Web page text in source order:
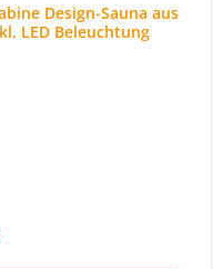
Design-Sauna aus
LED Beleuchtung